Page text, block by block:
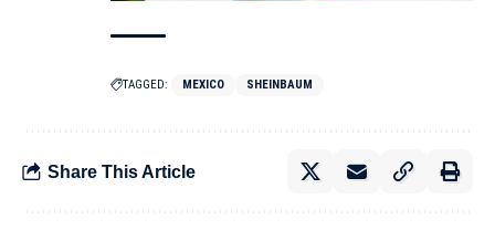
TAGGED: MEXICO SHEINBAUM
Share This Article